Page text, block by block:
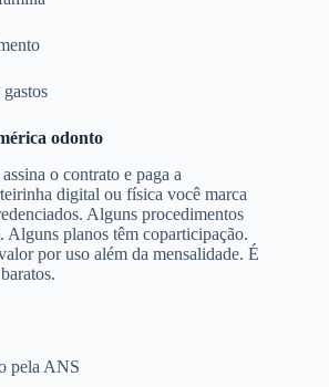
odonto
o contrato e paga a
digital ou física você marca
Alguns procedimentos
Alguns planos têm coparticipação.
por uso além da mensalidade. É
pela ANS